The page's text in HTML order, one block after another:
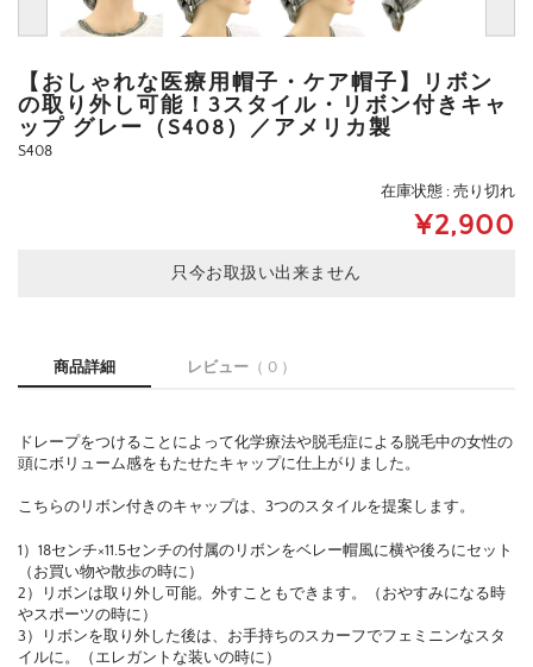
【おしゃれな医療用帽子・ケア帽子】リボン
の取り外し可能！3スタイル・リボン付きキャ
ップ グレー（S408）／アメリカ製
S408
在庫状態 : 売り切れ
¥2,900
只今お取扱い出来ません
商品詳細 レビュー （ 0 ）
ドレープをつけることによって化学療法や脱毛症による脱毛中の女性の
頭にボリューム感をもたせたキャップに仕上がりました。
こちらのリボン付きのキャップは、3つのスタイルを提案します。
1）18センチ×11.5センチの付属のリボンをベレー帽風に横や後ろにセット
（お買い物や散歩の時に）
2）リボンは取り外し可能。外すこともできます。（おやすみになる時
やスポーツの時に）
3）リボンを取り外した後は、お手持ちのスカーフでフェミニンなスタ
イルに。（エレガントな装いの時に）